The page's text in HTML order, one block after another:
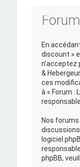
En
discount »
n’acceptez
&
ces
à « Forum :
Nos
logiciel
phpBB,